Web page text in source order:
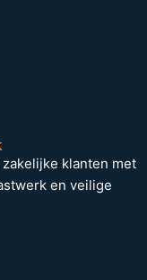
klanten met
en veilige